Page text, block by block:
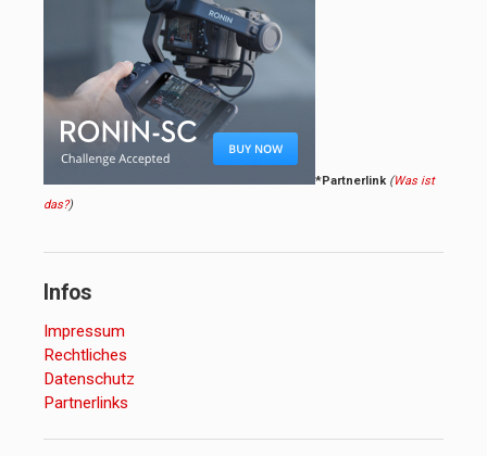
*Partnerlink (Was ist
das?)
Infos
Impressum
Rechtliches
Datenschutz
Partnerlinks